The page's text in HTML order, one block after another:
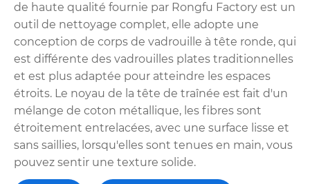
de haute qualité fournie par Rongfu Factory est un
outil de nettoyage complet, elle adopte une
conception de corps de vadrouille à tête ronde, qui
est différente des vadrouilles plates traditionnelles
et est plus adaptée pour atteindre les espaces
étroits. Le noyau de la tête de traînée est fait d'un
mélange de coton métallique, les fibres sont
étroitement entrelacées, avec une surface lisse et
sans saillies, lorsqu'elles sont tenues en main, vous
pouvez sentir une texture solide.